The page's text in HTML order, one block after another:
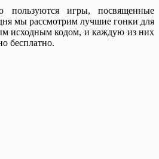
пользуются игры, посвященные
мы рассмотрим лучшие гонки для
исходным кодом, и каждую из них
бесплатно.